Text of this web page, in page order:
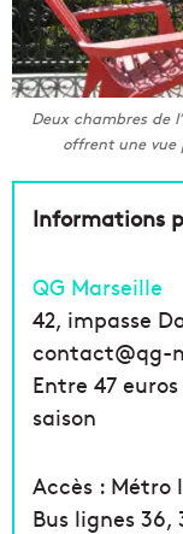
Deux chambres de
offrent une vue
Informations
QG Marseille
42, impasse
contact@qg-
Entre 47
saison
Accès : Métro
Bus lignes 36,